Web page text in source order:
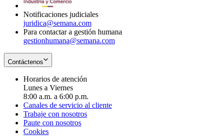
Notificaciones judiciales
juridica@semana.com
Para contactar a gestión humana
gestionhumana@semana.com
Contáctenos
Horarios de atención
Lunes a Viernes
8:00 a.m. a 6:00 p.m.
Canales de servicio al cliente
Trabaje con nosotros
Paute con nosotros
Cookies